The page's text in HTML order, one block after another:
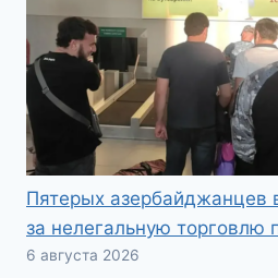
Пятерых азербайджанцев
за нелегальную торговлю
6 августа 2026